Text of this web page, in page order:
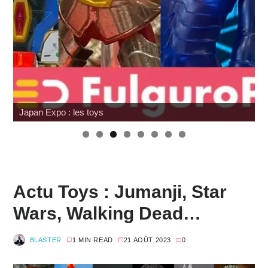
Wonfest : tour d'horizon des éditeurs
Actu Toys : Jumanji, Star
Wars, Walking Dead…
BLASTER 1 MIN READ 21 AOÛT 2023 0